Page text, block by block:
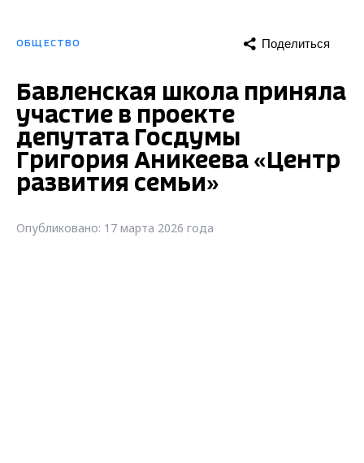
ОБЩЕСТВО Поделиться
Бавленская школа приняла
участие в проекте
депутата Госдумы
Григория Аникеева «Центр
развития семьи»
Опубликовано: 17 марта 2026 года